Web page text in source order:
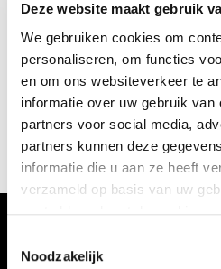
Deze website maakt gebruik
We gebruiken cookies om
personaliseren, om functies
en om ons websiteverkeer te
informatie over uw gebruik van
partners voor social media,
partners kunnen deze
informatie die u aan ze heeft
verzameld op basis van uw
Noodzakelijk
Kasteel Sypesteyn herbergt een
verzameling Loosdrechts porselein
Jonkheer Henri van Sypesteyn
eerste verzamelaars van het
deed ook onderzoek naar dit ‘witte
Vechtstreek.
VERHALEN